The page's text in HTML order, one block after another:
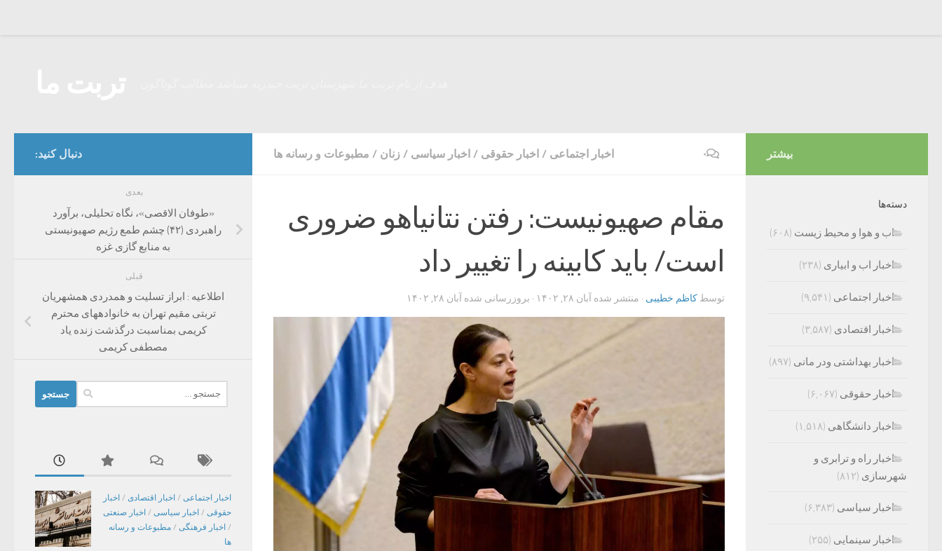
اخبار اجتماعی / اخبار حقوقی / اخبار سیاسی / زنان / مطبوعات و رسانه ها ۰
مقام صهیونیست: رفتن نتانیاهو ضروری
است/ باید کابینه را تغییر داد
توسط کاظم خطیبی · منتشر شده آبان ۲۸, ۱۴۰۲ · بروزرسانی شده آبان ۲۸, ۱۴۰۲
دنبال کنید:
بعدی
«طوفان الاقصی»، نگاه تحلیلی، برآورد
راهبردی (۴۲) چشم طمع رژیم صهیونیستی
به منابع گازی غزه
قبلی
اطلاعیه : ابراز تسلیت و همدردی همشهریان
تربتی مقیم تهران به خانوادههای محترم
کریمی بمناسبت درگذشت زنده یاد
مصطفی کریمی
برای:
اخبار اجتماعی / اخبار اقتصادی / اخبار
حقوقی / اخبار سیاسی / اخبار صنعتی
/ اخبار فرهنگی / مطبوعات و رسانه
ها
بیشتر
دسته‌ها
اب و هوا و محیط زیست (۶۰۸)
اخبار اب و ابیاری (۲۳۸)
اخبار اجتماعی (۹,۵۴۱)
اخبار اقتصادی (۳,۵۸۷)
اخبار بهداشتی ودر مانی (۸۹۷)
اخبار حقوقی (۶,۰۶۷)
اخبار دانشگاهی (۱,۵۱۸)
اخبار راه و ترابری و
شهرسازی (۸۱۲)
اخبار سیاسی (۶,۳۸۳)
اخبار سینمایی (۲۵۵)